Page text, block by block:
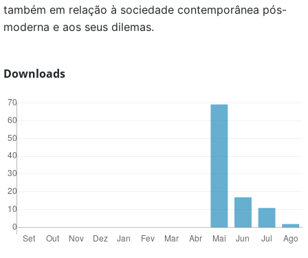
também em relação à sociedade contemporânea pós-
moderna e aos seus dilemas.
Downloads